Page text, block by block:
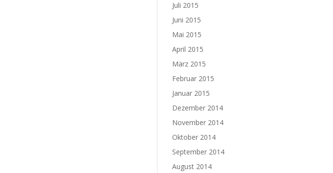
Juli 2015
Juni 2015
Mai 2015
April 2015
März 2015
Februar 2015
Januar 2015
Dezember 2014
November 2014
Oktober 2014
September 2014
August 2014